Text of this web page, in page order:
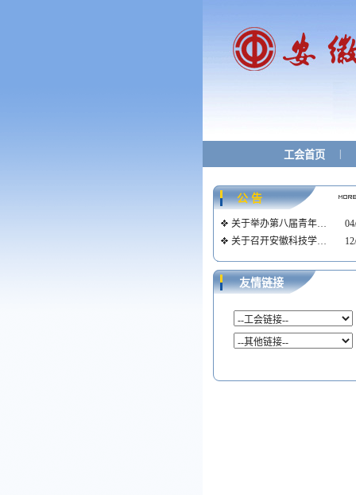
工会首页
公 告
关于举办第八届青年…
关于召开安徽科技学…
友情链接